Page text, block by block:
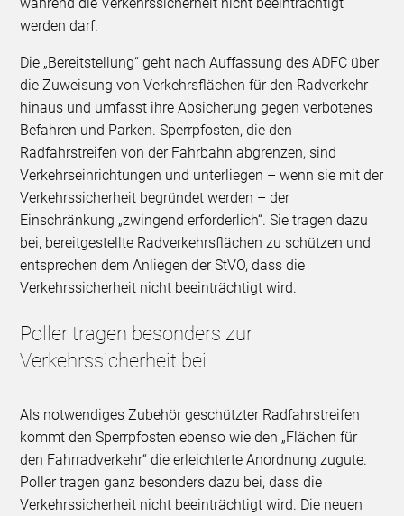
werden darf.
Die „Bereitstellung“ geht nach Auffassung des ADFC über
die Zuweisung von Verkehrsflächen für den Radverkehr
hinaus und umfasst ihre Absicherung gegen verbotenes
Befahren und Parken. Sperrpfosten, die den
Radfahrstreifen von der Fahrbahn abgrenzen, sind
Verkehrseinrichtungen und unterliegen – wenn sie mit der
Verkehrssicherheit begründet werden – der
Einschränkung „zwingend erforderlich“. Sie tragen dazu
bei, bereitgestellte Radverkehrsflächen zu schützen und
entsprechen dem Anliegen der StVO, dass die
Verkehrssicherheit nicht beeinträchtigt wird.
Poller tragen besonders zur
Verkehrssicherheit bei
Als notwendiges Zubehör geschützter Radfahrstreifen
kommt den Sperrpfosten ebenso wie den „Flächen für
den Fahrradverkehr“ die erleichterte Anordnung zugute.
Poller tragen ganz besonders dazu bei, dass die
Verkehrssicherheit nicht beeinträchtigt wird. Die neuen